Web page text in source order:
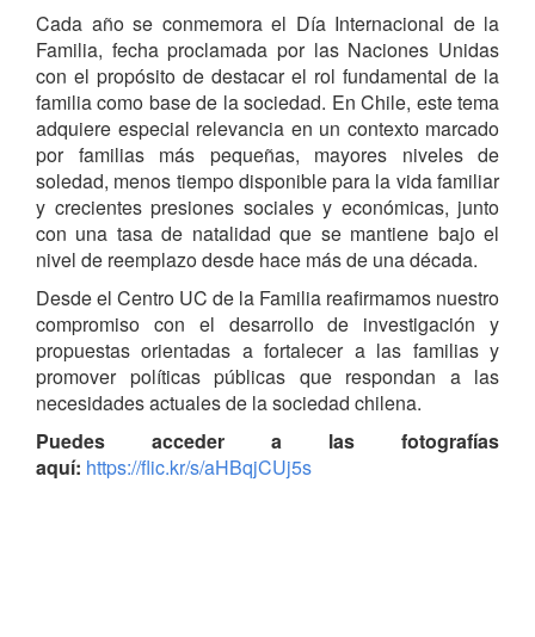
Cada año se conmemora el Día Internacional de la
Familia, fecha proclamada por las Naciones Unidas
con el propósito de destacar el rol fundamental de la
familia como base de la sociedad. En Chile, este tema
adquiere especial relevancia en un contexto marcado
por familias más pequeñas, mayores niveles de
soledad, menos tiempo disponible para la vida familiar
y crecientes presiones sociales y económicas, junto
con una tasa de natalidad que se mantiene bajo el
nivel de reemplazo desde hace más de una década.
Desde el Centro UC de la Familia reafirmamos nuestro
compromiso con el desarrollo de investigación y
propuestas orientadas a fortalecer a las familias y
promover políticas públicas que respondan a las
necesidades actuales de la sociedad chilena.
Puedes acceder a las fotografías
aquí: https://flic.kr/s/aHBqjCUj5s